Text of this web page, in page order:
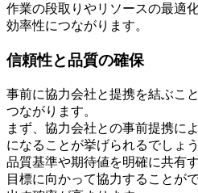
作業の段取りやリソースの最適
効率性につながります。
信頼性と品質の確保
事前に協力会社と提携を結ぶこ
つながります。
まず、協力会社との事前提携に
になることが挙げられるでしょう
品質基準や期待値を明確に共有
目標に向かって協力することが